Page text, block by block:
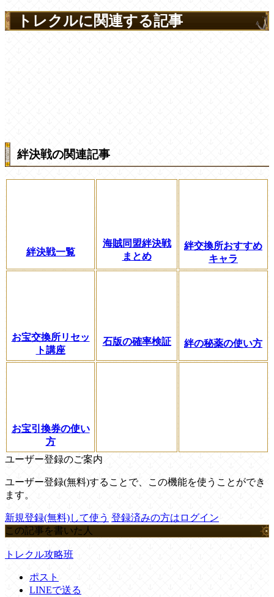
トレクルに関連する記事
絆決戦の関連記事
絆決戦一覧
海賊同盟絆決戦
まとめ
絆交換所おすすめ
キャラ
お宝交換所リセッ
ト講座
石版の確率検証 絆の秘薬の使い方
お宝引換券の使い
方
ユーザー登録のご案内
ユーザー登録(無料)することで、この機能を使うことができ
ます。
新規登録(無料)して使う 登録済みの方はログイン
この記事を書いた人
トレクル攻略班
ポスト
LINEで送る